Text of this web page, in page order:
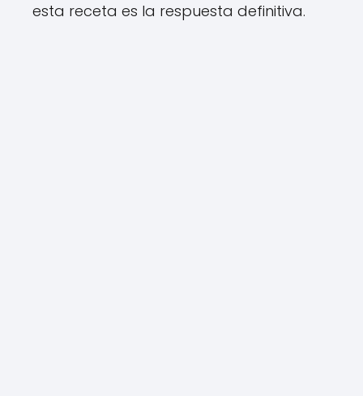
esta receta es la respuesta definitiva.